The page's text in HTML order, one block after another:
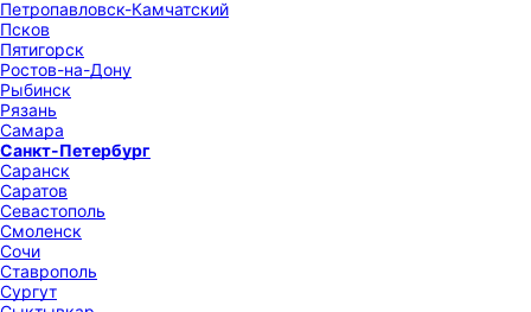
Петропавловск-Камчатский
Псков
Пятигорск
Ростов-на-Дону
Рыбинск
Рязань
Самара
Санкт-Петербург
Саранск
Саратов
Севастополь
Смоленск
Сочи
Ставрополь
Сургут